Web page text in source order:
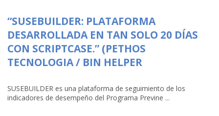
“SUSEBUILDER: PLATAFORMA
DESARROLLADA EN TAN SOLO 20 DÍAS
CON SCRIPTCASE.” (PETHOS
TECNOLOGIA / BIN HELPER
SUSEBUILDER es una plataforma de seguimiento de los
indicadores de desempeño del Programa Previne ...